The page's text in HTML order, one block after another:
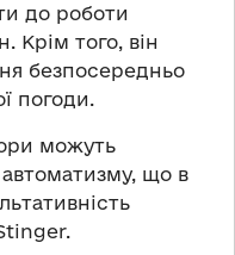
до роботи
Крім того, він
безпосередньо
погоди.
можуть
автоматизму, що в